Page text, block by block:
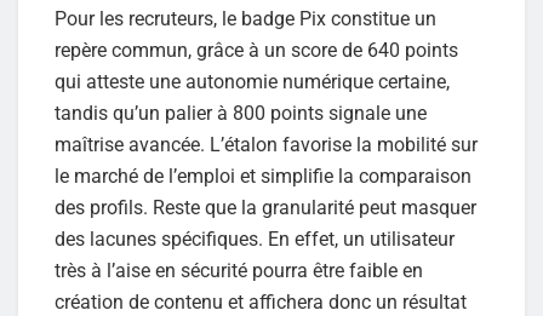
Pour les recruteurs, le badge Pix constitue un
repère commun, grâce à un score de 640 points
qui atteste une autonomie numérique certaine,
tandis qu’un palier à 800 points signale une
maîtrise avancée. L’étalon favorise la mobilité sur
le marché de l’emploi et simplifie la comparaison
des profils. Reste que la granularité peut masquer
des lacunes spécifiques. En effet, un utilisateur
très à l’aise en sécurité pourra être faible en
création de contenu et affichera donc un résultat